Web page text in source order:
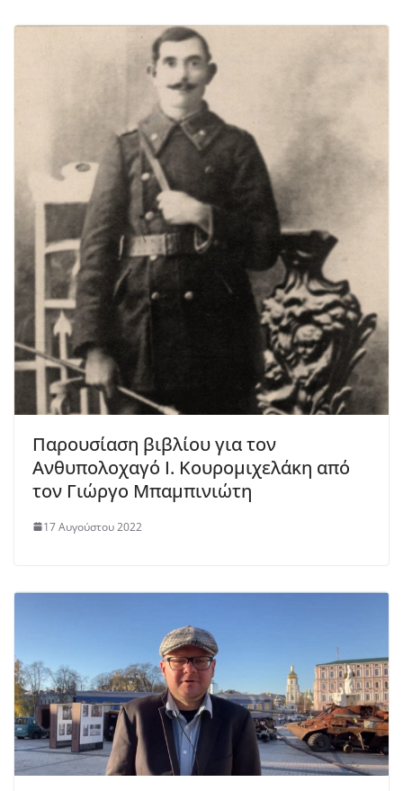
Παρουσίαση βιβλίου για τον
Ανθυπολοχαγό Ι. Κουρομιχελάκη από
τον Γιώργο Μπαμπινιώτη
17 Αυγούστου 2022